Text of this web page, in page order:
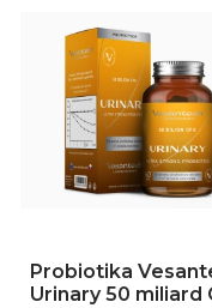
Probiotika
Urinary 50 miliard